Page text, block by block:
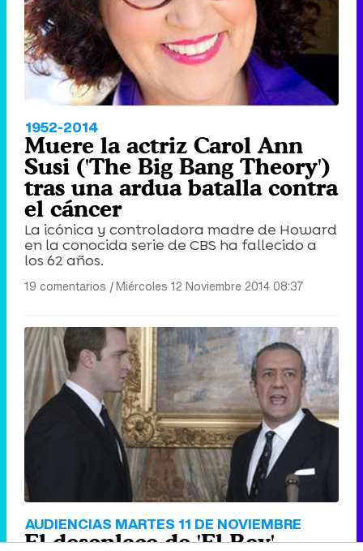
1952-2014
Muere la actriz Carol Ann
Susi ('The Big Bang Theory')
tras una ardua batalla contra
el cáncer
La icónica y controladora madre de Howard
en la conocida serie de CBS ha fallecido a
los 62 años.
19 comentarios |Miércoles 12 Noviembre 2014 08:37
AUDIENCIAS MARTES 11 DE NOVIEMBRE
El desenlace de 'El Rey'